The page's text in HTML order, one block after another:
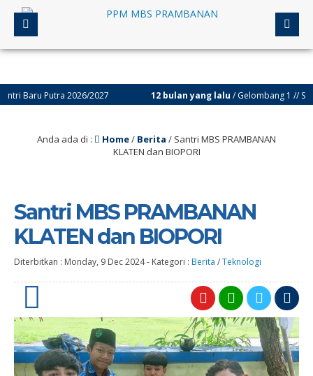
Putra 2026/2027 12 bulan yang lalu/ Gelombang 1 // Sampai
Anda ada di : Home/ Berita / Santri MBS PRAMBANAN
KLATEN dan BIOPORI
Santri MBS PRAMBANAN
KLATEN dan BIOPORI
Diterbitkan : Monday, 9 Dec 2024- Kategori : Berita /Teknologi